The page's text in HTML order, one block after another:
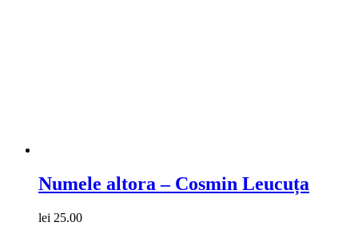
Numele altora – Cosmin Leucuța
lei 25.00